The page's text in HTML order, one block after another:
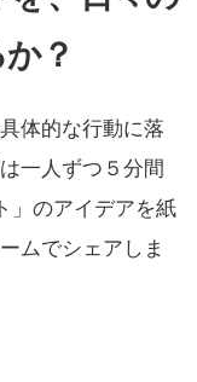
？
体的な行動に落
一人ずつ５分間
」のアイデアを紙
ムでシェアしま